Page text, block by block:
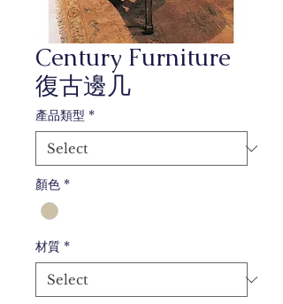
Century Furniture
復古邊几
產品類型 *
顏色 *
材質 *